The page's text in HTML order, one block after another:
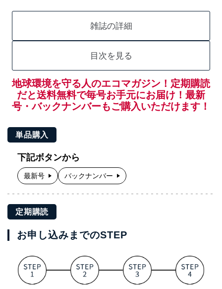
雑誌の詳細
目次を見る
地球環境を守る人のエコマガジン！定期購読
だと送料無料で毎号お手元にお届け！最新
号・バックナンバーもご購入いただけます！
単品購入
下記ボタンから
最新号 バックナンバー
定期購読
お申し込みまでのSTEP